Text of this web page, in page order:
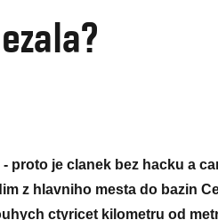
proto je clanek bez hacku a
z hlavniho mesta do bazin
ctyricet kilometru od